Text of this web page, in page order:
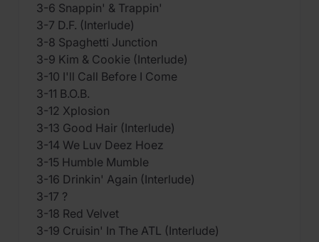
3-6 Snappin' & Trappin'
3-7 D.F. (Interlude)
3-8 Spaghetti Junction
3-9 Kim & Cookie (Interlude)
3-10 I'll Call Before I Come
3-11 B.O.B.
3-12 Xplosion
3-13 Good Hair (Interlude)
3-14 We Luv Deez Hoez
3-15 Humble Mumble
3-16 Drinkin' Again (Interlude)
3-17 ?
3-18 Red Velvet
3-19 Cruisin' In The ATL (Interlude)